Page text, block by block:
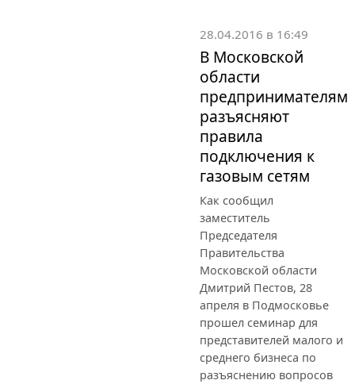
28.04.2016 в 16:49
В Московской
области
предпринимателям
разъясняют
правила
подключения к
газовым сетям
Как сообщил
заместитель
Председателя
Правительства
Московской области
Дмитрий Пестов, 28
апреля в Подмосковье
прошел семинар для
представителей малого и
среднего бизнеса по
разъяснению вопросов